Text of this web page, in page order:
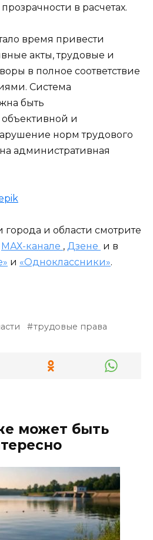
в расчетах.
время привести
акты, трудовые и
в полное соответствие
Система
быть
и
норм трудового
административная
города и области смотрите
МАХ-канале , Дзене и в
и «Одноклассники».
трудовые права
может быть